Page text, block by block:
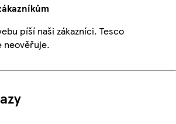
píší naši zákazníci. Tesco
neověřuje.